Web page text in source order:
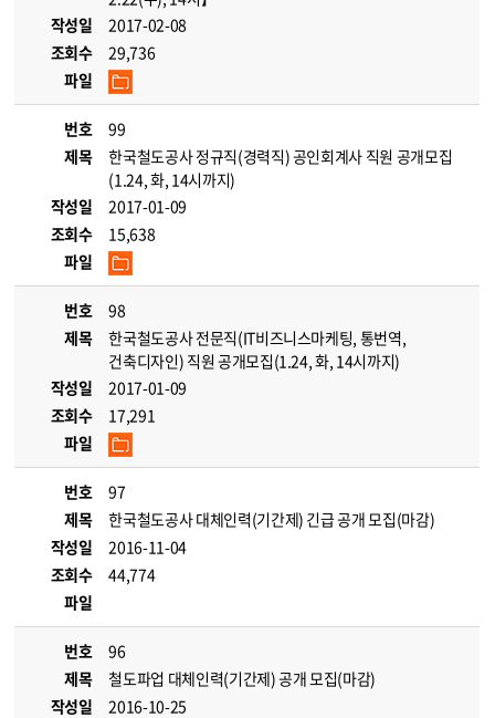
작성일
2017-02-08
조회수
29,736
파일
번호
99
제목
한국철도공사 정규직(경력직) 공인회계사 직원 공개모집
(1.24, 화, 14시까지)
작성일
2017-01-09
조회수
15,638
파일
번호
98
제목
한국철도공사 전문직(IT비즈니스마케팅, 통번역,
건축디자인) 직원 공개모집(1.24, 화, 14시까지)
작성일
2017-01-09
조회수
17,291
파일
번호
97
제목
한국철도공사 대체인력(기간제) 긴급 공개 모집(마감)
작성일
2016-11-04
조회수
44,774
파일
번호
96
제목
철도파업 대체인력(기간제) 공개 모집(마감)
작성일
2016-10-25